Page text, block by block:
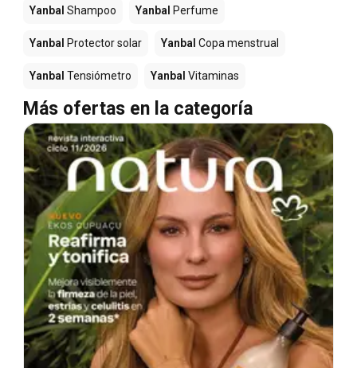
Yanbal Shampoo Yanbal Perfume
Yanbal Protector solar Yanbal Copa menstrual
Yanbal Tensiómetro Yanbal Vitaminas
Más ofertas en la categoría